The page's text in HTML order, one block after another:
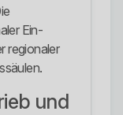
Ein-
regionaler
und